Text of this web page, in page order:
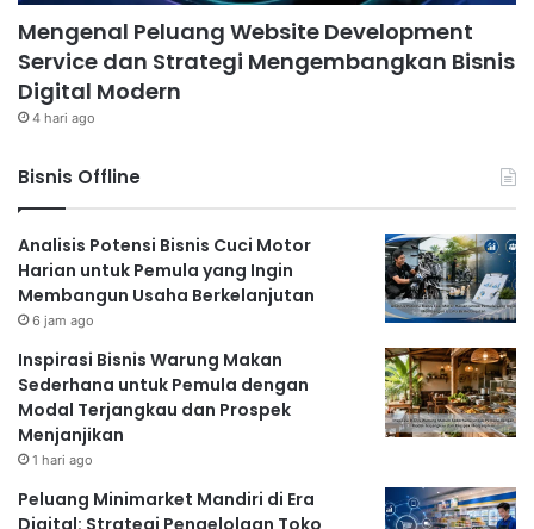
Mengenal Peluang Website Development
Service dan Strategi Mengembangkan Bisnis
Digital Modern
4 hari ago
Bisnis Offline
Analisis Potensi Bisnis Cuci Motor
Harian untuk Pemula yang Ingin
Membangun Usaha Berkelanjutan
6 jam ago
Inspirasi Bisnis Warung Makan
Sederhana untuk Pemula dengan
Modal Terjangkau dan Prospek
Menjanjikan
1 hari ago
Peluang Minimarket Mandiri di Era